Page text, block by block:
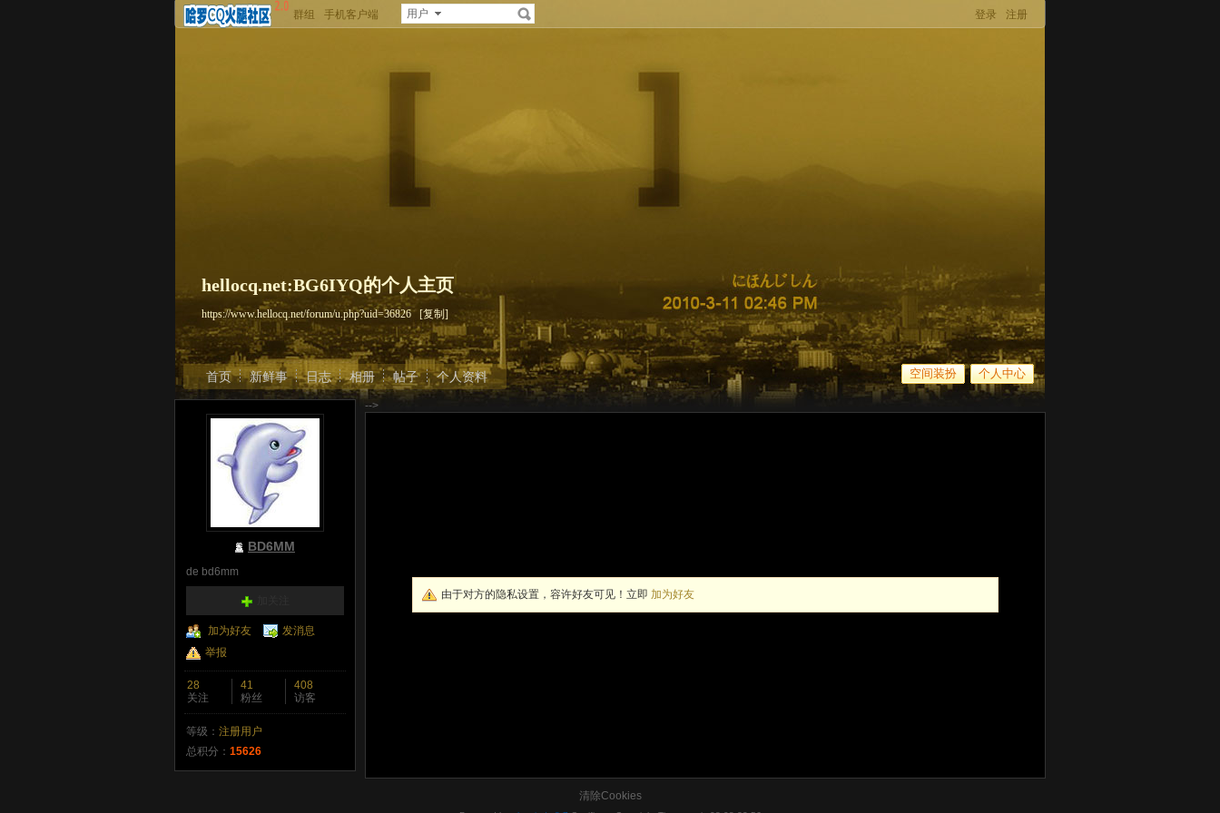
群组 手机客户端 用户 登录 注册
hellocq.net:BG6IYQ的个人主页
https://www.hellocq.net/forum/u.php?uid=36826 [复制]
空间装扮 个人中心
首页 新鲜事 日志 相册 帖子 个人资料
-->
BD6MM
de bd6mm
加为好友
发消息
举报
28
关注
41
粉丝
408
访客
等级： 注册用户
总积分： 15626
由于对方的隐私设置，容许好友可见！立即 加为好友
清除Cookies